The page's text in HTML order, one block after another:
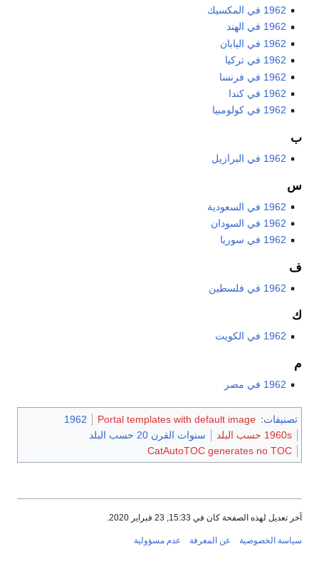
1962 في المكسيك
1962 في الهند
1962 في اليابان
1962 في تركيا
1962 في فرنسا
1962 في كندا
1962 في كولومبيا
ب
1962 في البرازيل
س
1962 في السعودية
1962 في السودان
1962 في سوريا
ف
1962 في فلسطين
ك
1962 في الكويت
م
1962 في مصر
تصنيفات:
Portal templates with default image
1962
1960s حسب البلد
سنوات القرن 20 حسب البلد
CatAutoTOC generates no TOC
آخر تعديل لهذه الصفحة كان في 15:33, 23 فبراير 2020.
سياسة الخصوصية عن المعرفة عدم مسؤولية